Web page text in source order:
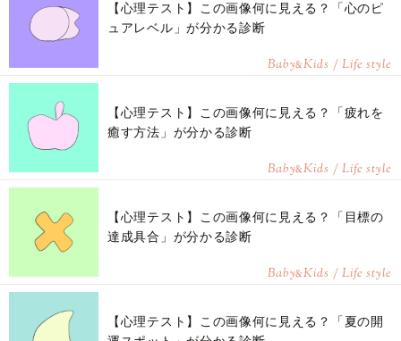
【心理テスト】この画像何に見える？「心のピ
ュアレベル」が分かる診断
Baby&Kids / Life style
【心理テスト】この画像何に見える？「疲れを
癒す方法」が分かる診断
Baby&Kids / Life style
【心理テスト】この画像何に見える？「目標の
達成具合」が分かる診断
Baby&Kids / Life style
【心理テスト】この画像何に見える？「夏の開